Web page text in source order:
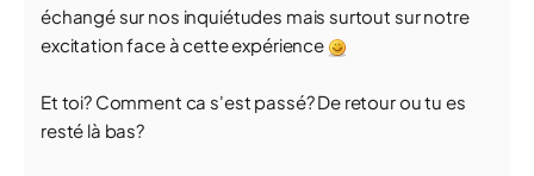
échangé sur nos inquiétudes mais surtout sur notre
excitation face à cette expérience
Et toi? Comment ca s'est passé? De retour ou tu es
resté là bas?